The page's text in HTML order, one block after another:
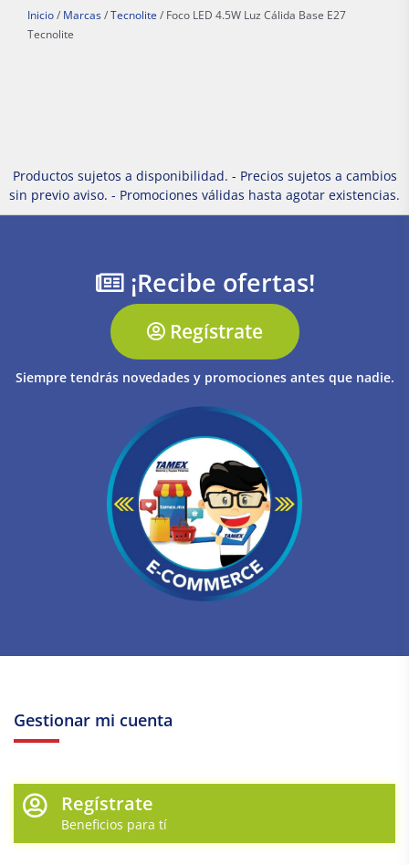
Inicio / Marcas / Tecnolite / Foco LED 4.5W Luz Cálida Base E27
Tecnolite
Productos sujetos a disponibilidad. - Precios sujetos a cambios
sin previo aviso. - Promociones válidas hasta agotar existencias.
¡Recibe ofertas!
Regístrate
Siempre tendrás novedades y promociones antes que nadie.
Gestionar mi cuenta
Regístrate
Beneficios para tí